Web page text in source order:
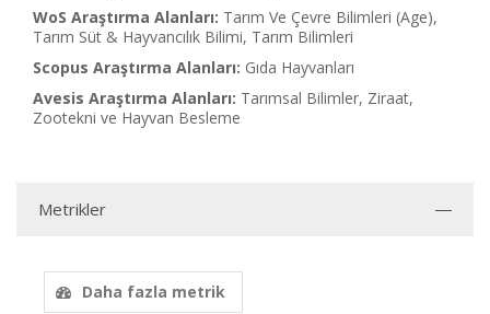
WoS Araştırma Alanları: Tarım Ve Çevre Bilimleri (Age),
Tarım Süt & Hayvancılık Bilimi, Tarım Bilimleri
Scopus Araştırma Alanları: Gıda Hayvanları
Avesis Araştırma Alanları: Tarımsal Bilimler, Ziraat,
Zootekni ve Hayvan Besleme
Metrikler
Daha fazla metrik